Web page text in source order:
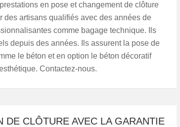
en pose et changement de clôture
des artisans qualifiés avec des années de
comme bagage technique. Ils
depuis des années. Ils assurent la pose de
le béton et en option le béton décoratif
Contactez-nous.
DE CLÔTURE AVEC LA GARANTIE